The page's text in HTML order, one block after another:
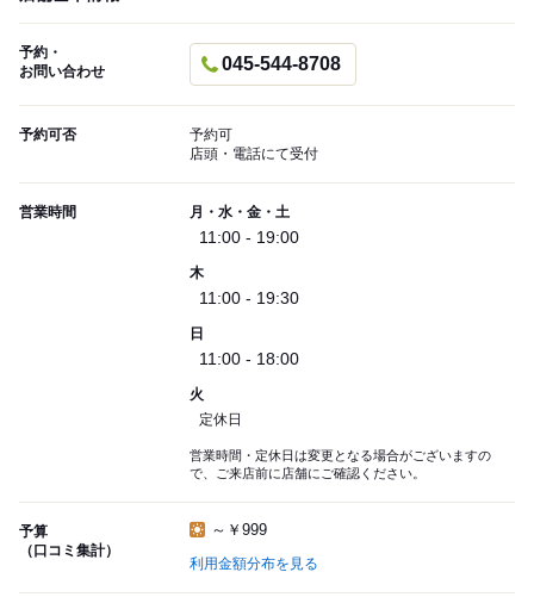
予約・
お問い合わせ
045-544-8708
予約可否
予約可
店頭・電話にて受付
営業時間 月・水・金・土
11:00 - 19:00
木
11:00 - 19:30
日
11:00 - 18:00
火
定休日
営業時間・定休日は変更となる場合がございますの
で、ご来店前に店舗にご確認ください。
予算
（口コミ集計）
～￥999
利用金額分布を見る